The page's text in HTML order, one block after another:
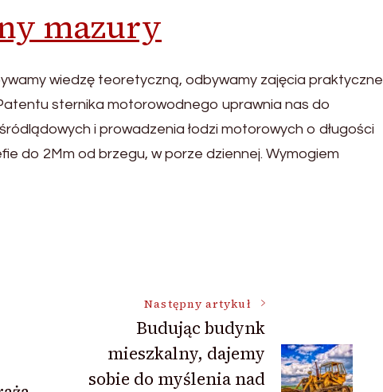
mazury
wiedzę teoretyczną, odbywamy zajęcia praktyczne
sternika motorowodnego uprawnia nas do
i prowadzenia łodzi motorowych o długości
do 2Mm od brzegu, w porze dziennej. Wymogiem
Następny artykuł
Budując budynk
mieszkalny, dajemy
sobie do myślenia nad